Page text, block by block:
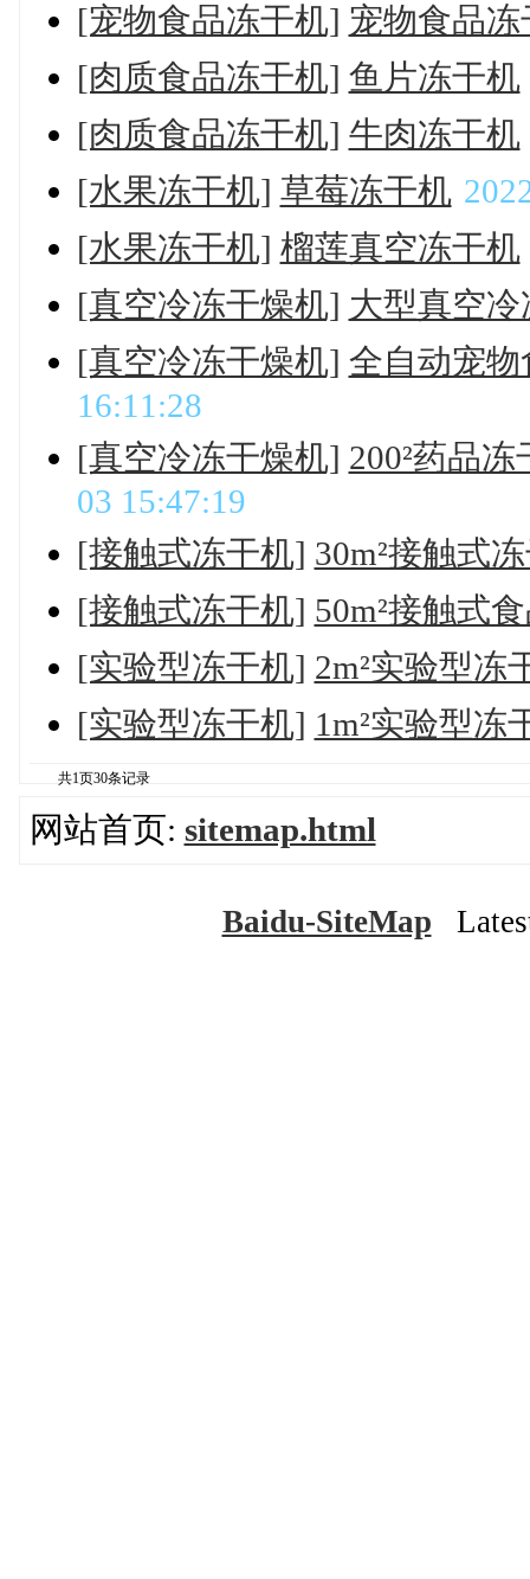
[宠物食品冻干机] 宠物食品冻
[肉质食品冻干机] 鱼片冻干机
[肉质食品冻干机] 牛肉冻干机
[水果冻干机] 草莓冻干机
[水果冻干机] 榴莲真空冻干机
[真空冷冻干燥机] 大型真空
[真空冷冻干燥机] 全自动宠
16:11:28
[真空冷冻干燥机] 200²药品
03 15:47:19
[接触式冻干机] 30m²接触式
[接触式冻干机] 50m²接触式
[实验型冻干机] 2m²实验型冻
[实验型冻干机] 1m²实验型冻
共1页30条记录
网站首页: sitemap.html
Baidu-SiteMap